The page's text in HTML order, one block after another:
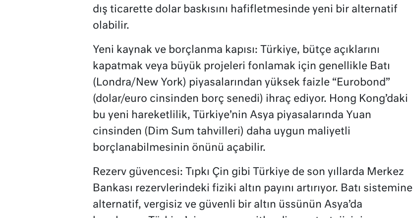
dış ticarette dolar baskısını hafifletmesinde yeni bir alternatif
olabilir.
Yeni kaynak ve borçlanma kapısı: Türkiye, bütçe açıklarını
kapatmak veya büyük projeleri fonlamak için genellikle Batı
(Londra/New York) piyasalarından yüksek faizle “Eurobond”
(dolar/euro cinsinden borç senedi) ihraç ediyor. Hong Kong’daki
bu yeni hareketlilik, Türkiye’nin Asya piyasalarında Yuan
cinsinden (Dim Sum tahvilleri) daha uygun maliyetli
borçlanabilmesinin önünü açabilir.
Rezerv güvencesi: Tıpkı Çin gibi Türkiye de son yıllarda Merkez
Bankası rezervlerindeki fiziki altın payını artırıyor. Batı sistemine
alternatif, vergisiz ve güvenli bir altın üssünün Asya’da